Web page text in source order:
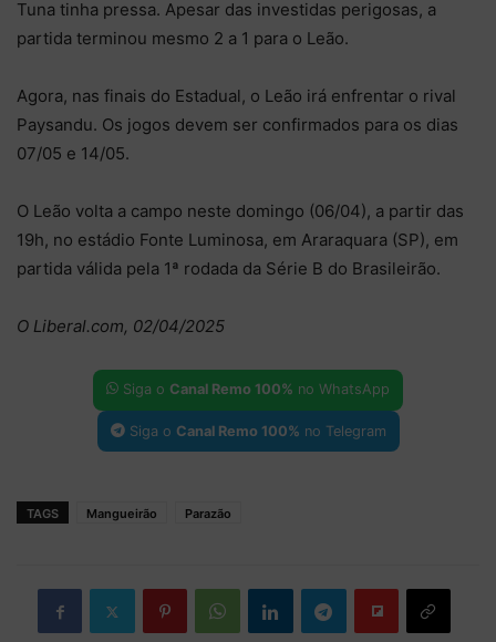
Tuna tinha pressa. Apesar das investidas perigosas, a
partida terminou mesmo 2 a 1 para o Leão.
Agora, nas finais do Estadual, o Leão irá enfrentar o rival
Paysandu. Os jogos devem ser confirmados para os dias
07/05 e 14/05.
O Leão volta a campo neste domingo (06/04), a partir das
19h, no estádio Fonte Luminosa, em Araraquara (SP), em
partida válida pela 1ª rodada da Série B do Brasileirão.
O Liberal.com, 02/04/2025
Siga o Canal Remo 100% no WhatsApp
Siga o Canal Remo 100% no Telegram
TAGS Mangueirão Parazão